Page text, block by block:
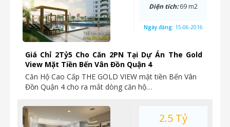
Giá Chỉ 2Tỷ5 Cho Căn 2PN Tại Dự Án The Gold
View Mặt Tiền Bến Vân Đồn Quận 4
Căn Hộ Cao Cấp THE GOLD VIEW mặt tiền Bến Vân
Đồn Quận 4 cho ra mắt dòng căn hộ…
Diện tích:69 m2
Ngày đăng: 15-06-2016
2.5 Tỷ